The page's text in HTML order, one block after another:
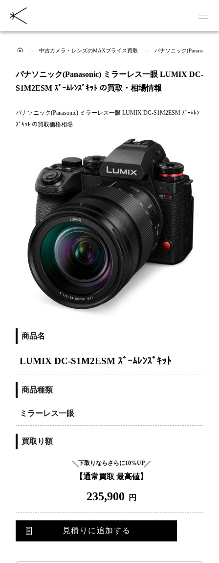
中古カメラ・レンズのMAXプライス買取 パナソニック(Panasonic)
パナソニック(Panasonic) ミラーレス一眼 LUMIX DC-
S1M2ESM ｽﾞｰﾑﾚﾝｽﾞｷｯﾄ の買取・相場情報
パナソニック(Panasonic) ミラーレス一眼 LUMIX DC-S1M2ESM ｽﾞｰﾑﾚﾝ
ｽﾞｷｯﾄ の買取価格相場
商品名
LUMIX DC-S1M2ESM ｽﾞｰﾑﾚﾝｽﾞｷｯﾄ
商品種類
ミラーレス一眼
買取り額
下取りならさらに10%UP
【通常買取 最高値】
235,900 円
見積りに追加する